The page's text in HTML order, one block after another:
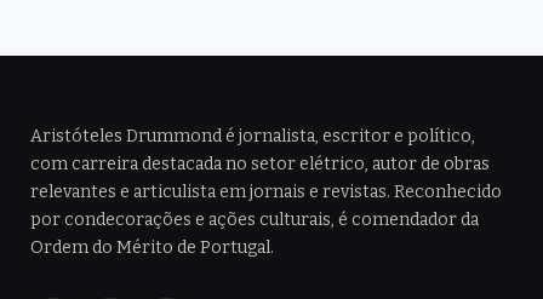
Aristóteles Drummond é jornalista, escritor e político,
com carreira destacada no setor elétrico, autor de obras
relevantes e articulista em jornais e revistas. Reconhecido
por condecorações e ações culturais, é comendador da
Ordem do Mérito de Portugal.